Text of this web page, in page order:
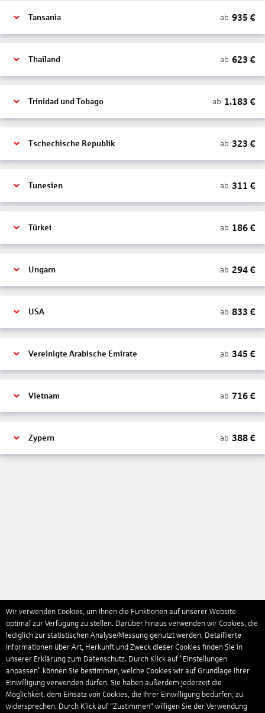
Tansania ab 935 €
Thailand ab 623 €
Trinidad und Tobago ab 1.183 €
Tschechische Republik ab 323 €
Tunesien ab 311 €
Türkei ab 186€
Ungarn ab 294€
USA ab 833 €
Vereinigte Arabische Emirate ab 345 €
Vietnam ab 716€
Zypern ab 388€
Wir verwenden Cookies, um Ihnen die Funktionen auf unserer Website
optimal zur Verfügung zu stellen. Darüber hinaus verwenden wir Cookies, die
lediglich zur statistischen Analyse/Messung genutzt werden. Detaillierte
Informationen über Art, Herkunft und Zweck dieser Cookies finden Sie in
unserer Erklärung zum Datenschutz. Durch Klick auf "Einstellungen
anpassen" können Sie bestimmen, welche Cookies wir auf Grundlage Ihrer
Einwilligung verwenden dürfen. Sie haben außerdem jederzeit die
Möglichkeit, dem Einsatz von Cookies, die Ihrer Einwilligung bedürfen, zu
widersprechen. Durch Klick auf “Zustimmen“ willigen Sie der Verwendung